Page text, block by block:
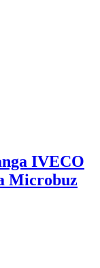
IVECO
Microbuz